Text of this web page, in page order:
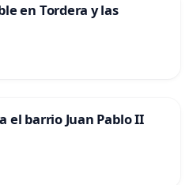
en Tordera y las
el barrio Juan Pablo II